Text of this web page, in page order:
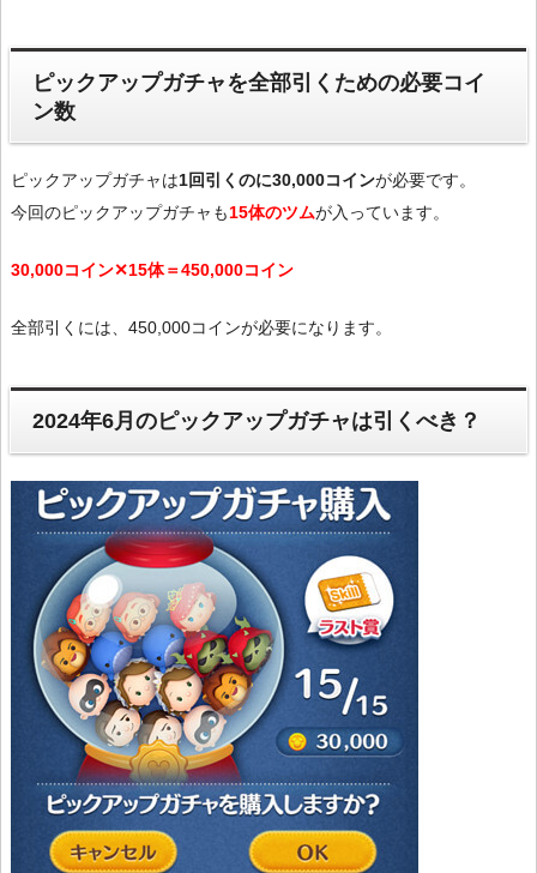
ピックアップガチャを全部引くための必要コイ
ン数
ピックアップガチャは1回引くのに30,000コインが必要です。
今回のピックアップガチャも15体のツムが入っています。
30,000コイン✕15体＝450,000コイン
全部引くには、450,000コインが必要になります。
2024年6月のピックアップガチャは引くべき？